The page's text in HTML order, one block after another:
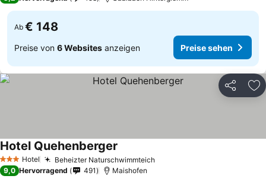
Ab € 148
Preise von 6 Websites anzeigen Preise sehen
Teilen
3 SterneHotel Beheizter Naturschwimmteich
Hotel Quehenberger
9,0 Hervorragend 491 Maishofen